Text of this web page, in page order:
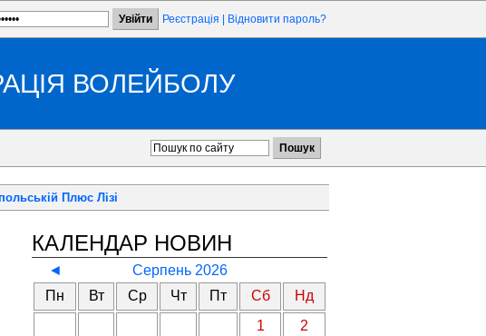
Реєстрація Відновити пароль?
ВОЛЕЙБОЛУ
Плюс Лізі
КАЛЕНДАР НОВИН
◄
Серпень 2026
Пн
Вт Ср Чт Пт Сб
Нд
1
2